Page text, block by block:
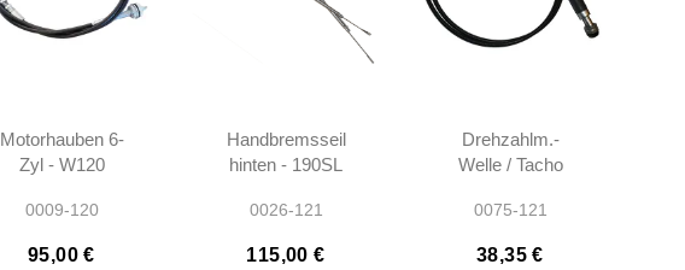
Motorhauben 6-
Zyl - W120
0009-120
95,00 €
Handbremsseil
hinten - 190SL
1804201085
0026-121
115,00 €
Drehzahlm.-
Welle / Tacho
W121 -
0075-121
38,35 €